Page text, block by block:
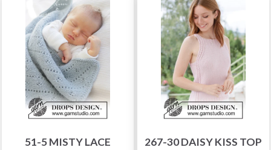
51-5 MISTY LACE
267-30 DAISY KISS TOP